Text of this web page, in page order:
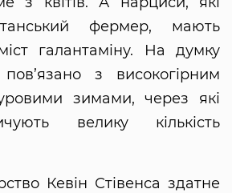
фермер, мають
галантаміну. На думку
з високогірним
зимами, через які
велику кількість
Кевін Стівенса здатне